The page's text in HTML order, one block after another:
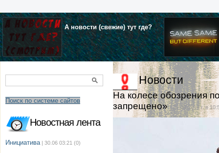
А новости (свежие) тут где?
Поиск по системе сайтов
Новостная лента
Инициатива | 30.06 03:21 (0)
Новости
На колесе обозрения
запрещено»| 21.08.2014 г. в